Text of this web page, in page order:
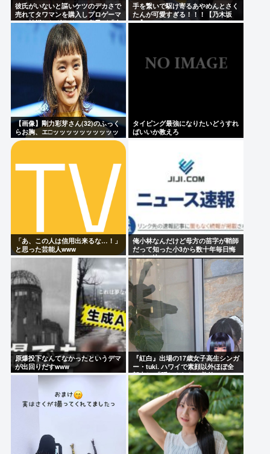
彼氏がいないと謳いケツのデカさで
売れてタワマンを購入しプロゲーマ
ーと結婚したグラドル、息子が「自
閉スペクトラム症」と診断され泣く
手を繋いで駆け寄るあやめんとさく
たんが可愛すぎる！！！【乃木坂
46】
【画像】剛力彩芽さん(32)のふっく
らお胸、エ□ッッッッッッッッッッ
ッッッッッ！
タイピング最強になりたいどうすれ
ばいいか教えろ
「あ、この人は信用出来るな…！」
と思った芸能人www
俺小林なんだけど母方の苗字が鞘師
だって知った小3から数十年毎日悔
しくて泣いてる
原爆投下なんてなかったというデマ
が出回りだすwww
『紅白』出場の17歳女子高生シンガ
ー・tuki. ハワイで素顔以外ほぼ全
部出し 「隠しきれない美貌」と
SNSざわつく